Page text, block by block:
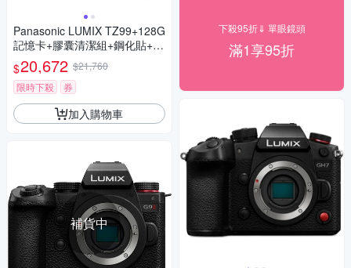
Panasonic LUMIX TZ99+128G
記憶卡+膠囊清潔組+鋼化貼+水
晶保護鏡+2614相機包+NITEC
ORE BB nano 迷你電動氣吹
(公司貨)
$20,672 $21,760
限時下殺
券
加入購物車
補貨中
下殺95折⇓ 單眼鏡頭
滿1享95折